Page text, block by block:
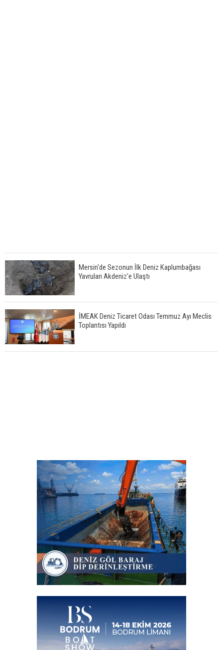
Mersin'de Sezonun İlk Deniz Kaplumbağası
Yavruları Akdeniz'e Ulaştı
İMEAK Deniz Ticaret Odası Temmuz Ayı Meclis
Toplantısı Yapıldı